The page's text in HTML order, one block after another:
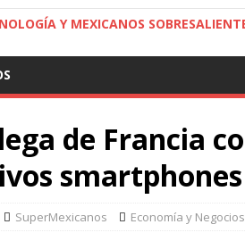
Y MEXICANOS
de Francia
smartphones
SuperMexicanos Economía y Negocios